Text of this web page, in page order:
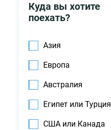
Куда вы хотите
поехать?
Азия
Европа
Австралия
Египет или Турция
США или Канада